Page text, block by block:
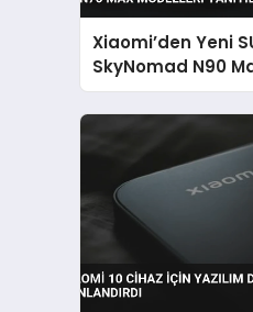
Xiaomi’den Yeni
SkyNomad N90
Max Modelleri